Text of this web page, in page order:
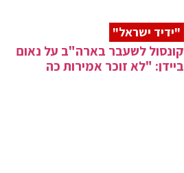
"ידיד ישראל"
קונסול לשעבר בארה"ב על נאום
ביידן: "לא זוכר אמירות כה